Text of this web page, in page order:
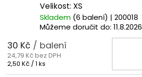
Velikost: XS
Skladem (6 balení) | 200018
Můžeme doručit do: 11.8.2026
30 Kč / balení
24,79 Kč bez DPH
Měrná
2,50 Kč / 1 ks